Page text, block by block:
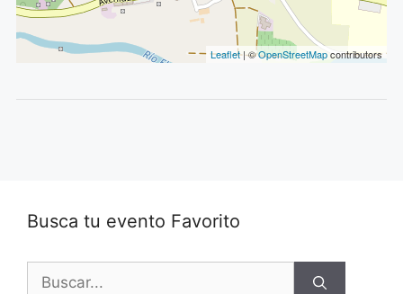
Leaflet| ©OpenStreetMapcontributors
Busca tu evento Favorito
Buscar: